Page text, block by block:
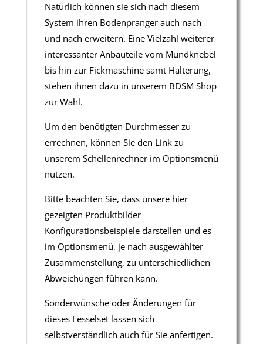
Natürlich können sie sich nach diesem
System ihren Bodenpranger auch nach
und nach erweitern. Eine Vielzahl weiterer
interessanter Anbauteile vom Mundknebel
bis hin zur Fickmaschine samt Halterung,
stehen ihnen dazu in unserem BDSM Shop
zur Wahl.
Um den benötigten Durchmesser zu
errechnen, können Sie den Link zu
unserem Schellenrechner im Optionsmenü
nutzen.
Bitte beachten Sie, dass unsere hier
gezeigten Produktbilder
Konfigurationsbeispiele darstellen und es
im Optionsmenü, je nach ausgewählter
Zusammenstellung, zu unterschiedlichen
Abweichungen führen kann.
Sonderwünsche oder Änderungen für
dieses Fesselset lassen sich
selbstverständlich auch für Sie anfertigen.